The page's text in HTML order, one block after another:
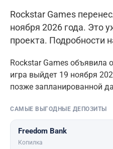
Rockstar Games
ноября 2026 года. Это
проекта. Подробности
Rockstar Games объявила
игра выйдет 19 ноября
позже запланированной
САМЫЕ ВЫГОДНЫЕ ДЕПОЗИТЫ
Freedom Bank
Копилка